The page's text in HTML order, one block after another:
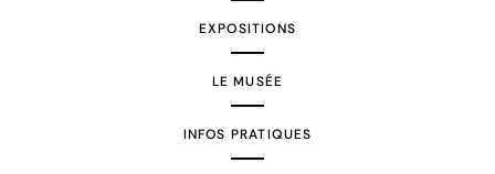
EXPOSITIONS
LE MUSÉE
INFOS PRATIQUES